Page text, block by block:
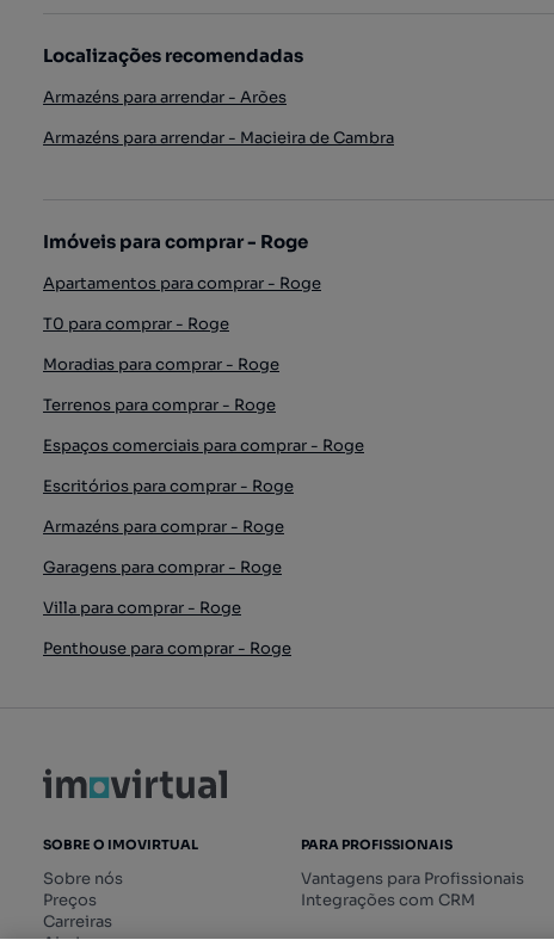
Localizações recomendadas
Armazéns para arrendar - Arões
Armazéns para arrendar - Macieira de Cambra
Imóveis para comprar - Roge
Apartamentos para comprar - Roge
T0 para comprar - Roge
Moradias para comprar - Roge
Terrenos para comprar - Roge
Espaços comerciais para comprar - Roge
Escritórios para comprar - Roge
Armazéns para comprar - Roge
Garagens para comprar - Roge
Villa para comprar - Roge
Penthouse para comprar - Roge
SOBRE O IMOVIRTUAL
Sobre nós
Preços
Carreiras
PARA PROFISSIONAIS
Vantagens para Profissionais
Integrações com CRM